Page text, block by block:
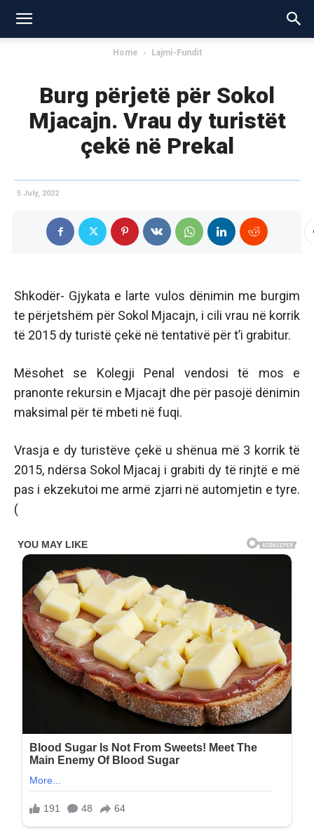
Home Lajmi-Fundit
Burg përjetë për Sokol
Mjacajn. Vrau dy turistët
çekë në Prekal
5 July, 2022
Shkodër- Gjykata e larte vulos dënimin me burgim
te përjetshëm për Sokol Mjacajn, i cili vrau në korrik
të 2015 dy turistë çekë në tentativë për t’i grabitur.
Mësohet se Kolegji Penal vendosi të mos e
pranonte rekursin e Mjacajt dhe për pasojë dënimin
maksimal për të mbeti në fuqi.
Vrasja e dy turistëve çekë u shënua më 3 korrik të
2015, ndërsa Sokol Mjacaj i grabiti dy të rinjtë e më
pas i ekzekutoi me armë zjarri në automjetin e tyre.
(